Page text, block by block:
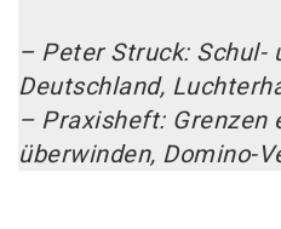
– Peter Struck: Schul-
Deutschland,
– Praxisheft: Grenzen
überwinden, Domino-